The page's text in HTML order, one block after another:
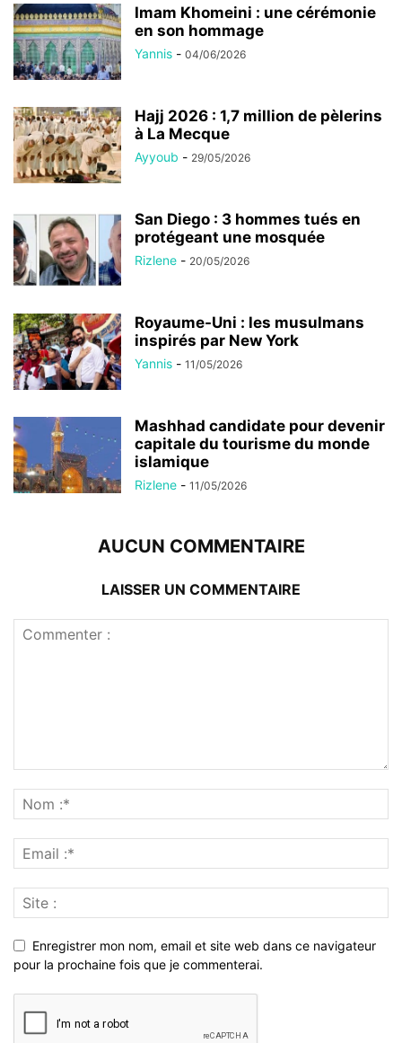
Imam Khomeini : une cérémonie
en son hommage
Yannis - 04/06/2026
Hajj 2026 : 1,7 million de pèlerins
à La Mecque
Ayyoub - 29/05/2026
San Diego : 3 hommes tués en
protégeant une mosquée
Rizlene - 20/05/2026
Royaume-Uni : les musulmans
inspirés par New York
Yannis - 11/05/2026
Mashhad candidate pour devenir
capitale du tourisme du monde
islamique
Rizlene - 11/05/2026
AUCUN COMMENTAIRE
LAISSER UN COMMENTAIRE
Enregistrer mon nom, email et site web dans ce navigateur
pour la prochaine fois que je commenterai.